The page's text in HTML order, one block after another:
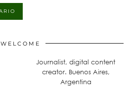
WELCOME
Journalist, digital content
creator. Buenos Aires,
Argentina